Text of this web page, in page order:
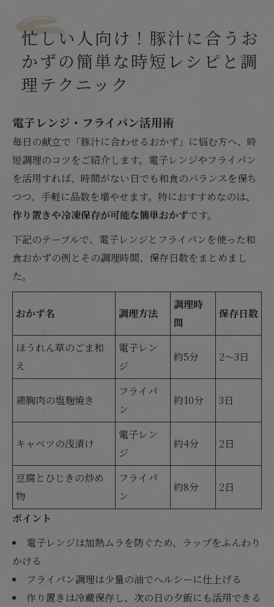
忙しい人向け！豚汁に合うお
かずの簡単な時短レシピと調
理テクニック
電子レンジ・フライパン活用術
毎日の献立で「豚汁に合わせるおかず」に悩む方へ、時
短調理のコツをご紹介します。電子レンジやフライパン
を活用すれば、時間がない日でも和食のバランスを保ち
つつ、手軽に品数を増やせます。特におすすめなのは、
作り置きや冷凍保存が可能な簡単おかずです。
下記のテーブルで、電子レンジとフライパンを使った和
食おかずの例とその調理時間、保存日数をまとめまし
た。
おかず名 調理方法
調理時
間
保存日数
ほうれん草のごま和
え
電子レン
ジ
約5分 2〜3日
鶏胸肉の塩麹焼き
フライパ
ン
約10分 3日
キャベツの浅漬け
電子レン
ジ
約4分 2日
豆腐とひじきの炒め
物
フライパ
ン
約8分 2日
ポイント
電子レンジは加熱ムラを防ぐため、ラップをふんわり
かける
フライパン調理は少量の油でヘルシーに仕上げる
作り置きは冷蔵保存し、次の日の夕飯にも活用できる